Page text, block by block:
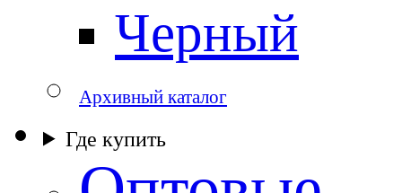
Черный
Архивный каталог
Где купить